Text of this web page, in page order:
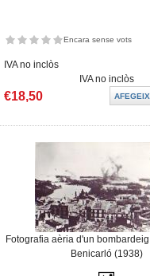
Encara sense vots
IVA no inclòs
IVA no inclòs
€18,50
Fotografia aèria d'un
Benicarló (1938)